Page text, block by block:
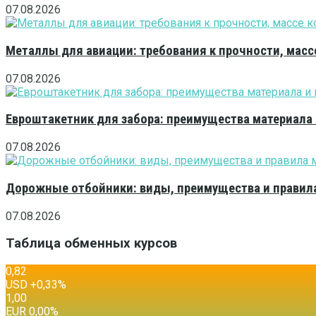
07.08.2026
Металлы для авиации: требования к прочности,
07.08.2026
Евроштакетник для забора: преимущества
07.08.2026
Дорожные отбойники: виды, преимущества и
07.08.2026
Таблица обменных курсов
0,82
USD +0,33%
1,00
EUR 0,00%